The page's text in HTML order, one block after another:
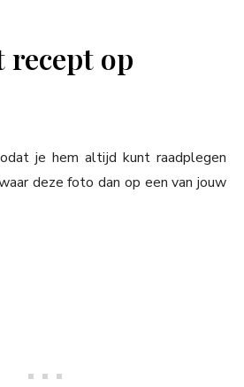
recept op
je hem altijd kunt raadplegen
deze foto dan op een van jouw